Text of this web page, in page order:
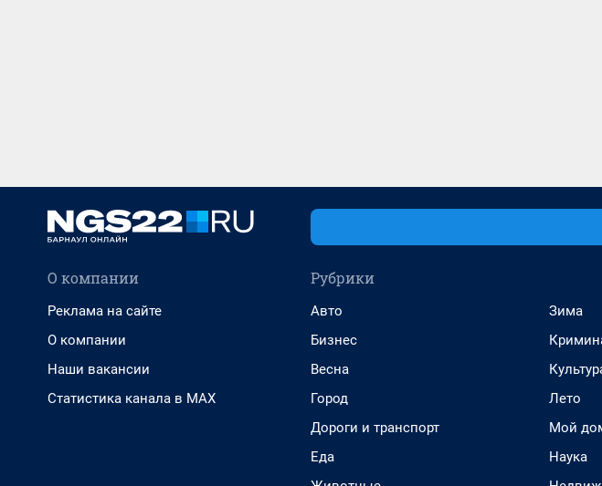
О компании
Реклама на сайте
О компании
Наши вакансии
Статистика канала в MAX
Рубрики
Авто
Бизнес
Весна
Город
Дороги и транспорт
Еда
Зима
Лето
Мой
Наука